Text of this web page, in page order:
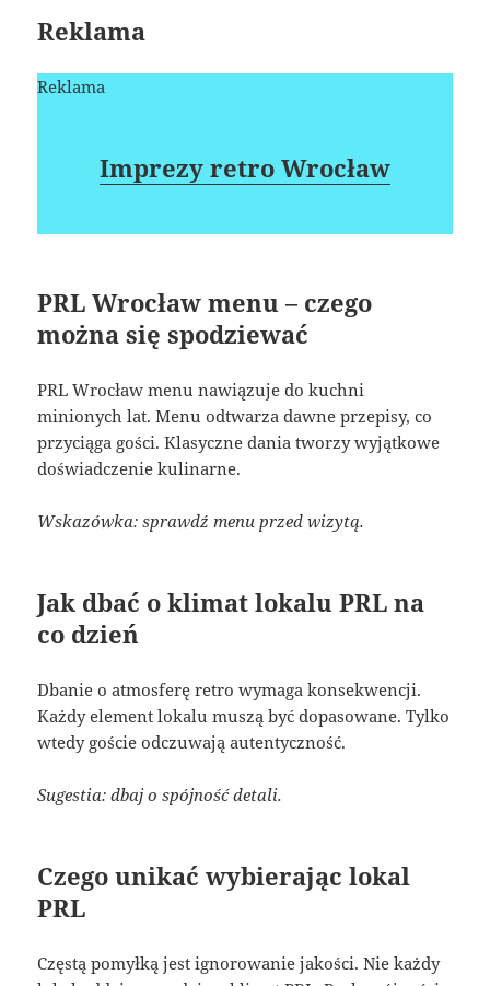
Reklama
Reklama
Imprezy retro Wrocław
PRL Wrocław menu – czego
można się spodziewać
PRL Wrocław menu nawiązuje do kuchni
minionych lat. Menu odtwarza dawne przepisy, co
przyciąga gości. Klasyczne dania tworzy wyjątkowe
doświadczenie kulinarne.
Wskazówka: sprawdź menu przed wizytą.
Jak dbać o klimat lokalu PRL na
co dzień
Dbanie o atmosferę retro wymaga konsekwencji.
Każdy element lokalu muszą być dopasowane. Tylko
wtedy goście odczuwają autentyczność.
Sugestia: dbaj o spójność detali.
Czego unikać wybierając lokal
PRL
Częstą pomyłką jest ignorowanie jakości. Nie każdy